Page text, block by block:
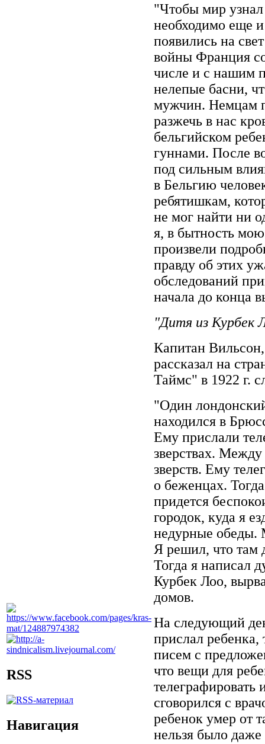
RSS
Навигация
"Чтобы мир
необходимо еще
появились на
войны Франция
числе и с нашим
нелепые басни,
мужчин. Немцам
разжечь в нас
бельгийском
гуннами. После
под сильным
в Бельгию
ребятишкам,
не мог найти ни
я, в бытность мою
произвели
правду об этих
обследований
начала до конца
"Дитя из Курбек
Капитан
рассказал на
Таймс" в 1922 г.
"Один
находился в
Ему прислали
зверствах.
зверств. Ему
о беженцах.
придется
городок, куда я
недурные обеды.
Я решил, что там
Тогда я написал
Курбек Лоо,
домов.
На следующий
прислал
писем с
что вещи для
телеграфировать
сговорился с
ребенок умер от
нельзя было даже